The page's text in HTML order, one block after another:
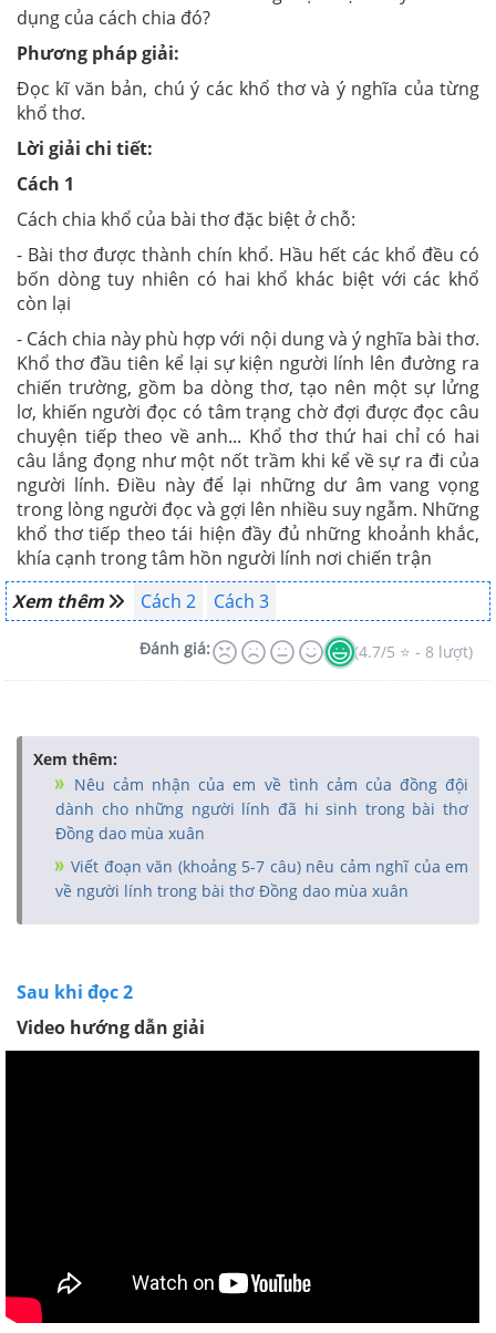
dụng của cách chia đó?
Phương pháp giải:
Đọc kĩ văn bản, chú ý các khổ thơ và ý nghĩa của từng
khổ thơ.
Lời giải chi tiết:
Cách 1
Cách chia khổ của bài thơ đặc biệt ở chỗ:
- Bài thơ được thành chín khổ. Hầu hết các khổ đều có
bốn dòng tuy nhiên có hai khổ khác biệt với các khổ
còn lại
- Cách chia này phù hợp với nội dung và ý nghĩa bài thơ.
Khổ thơ đầu tiên kể lại sự kiện người lính lên đường ra
chiến trường, gồm ba dòng thơ, tạo nên một sự lửng
lơ, khiến người đọc có tâm trạng chờ đợi được đọc câu
chuyện tiếp theo về anh... Khổ thơ thứ hai chỉ có hai
câu lắng đọng như một nốt trầm khi kể về sự ra đi của
người lính. Điều này để lại những dư âm vang vọng
trong lòng người đọc và gợi lên nhiều suy ngẫm. Những
khổ thơ tiếp theo tái hiện đầy đủ những khoảnh khắc,
khía cạnh trong tâm hồn người lính nơi chiến trận
Xem thêm
Cách 2 Cách 3
Đánh giá: (4.7/5 ⭐ - 8 lượt)
Xem thêm:
Nêu cảm nhận của em về tình cảm của đồng đội
dành cho những người lính đã hi sinh trong bài thơ
Đồng dao mùa xuân
Viết đoạn văn (khoảng 5-7 câu) nêu cảm nghĩ của em
về người lính trong bài thơ Đồng dao mùa xuân
Sau khi đọc 2
Video hướng dẫn giải